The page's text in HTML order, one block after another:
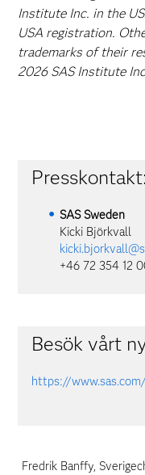
Institute Inc. in the
USA registration.
trademarks of their
2026 SAS Institute
Presskontakt:
SAS Sweden
Kicki Björkvall
+46 72 354 12
Besök vårt
https://
Fredrik Banffy,